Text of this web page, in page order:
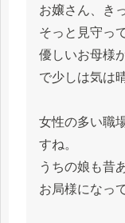
お嬢さん、き
そっと見守っ
優しいお母様
で少しは気は
女性の多い職
すね。
うちの娘も昔
お局様になっ